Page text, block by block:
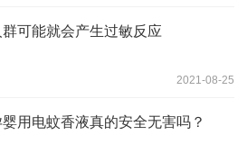
可能就会产生过敏反应
2021-08-25
用电蚊香液真的安全无害吗？